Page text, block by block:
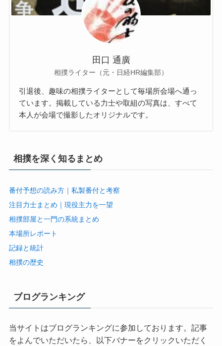
田口 通廣
相撲ライター（元・日経HR編集部）
引退後、趣味の相撲ライターとして毎場所会場へ通っ
ています。掲載している力士や取組の写真は、すべて
本人が会場で撮影したオリジナルです。
相撲を深く知るまとめ
番付予想の読み方｜私製番付と考察
注目力士まとめ｜現役主力を一望
相撲部屋と一門の系統まとめ
本場所レポート
記録と統計
相撲の歴史
ブログランキング
当サイトはブログランキングに参加しております。記事
をよんでいただいたら、以下バナーをクリックいただく